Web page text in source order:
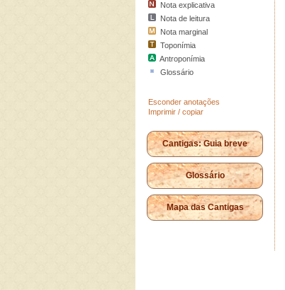
Nota explicativa
Nota de leitura
Nota marginal
Toponímia
Antroponímia
Glossário
Esconder anotações
Imprimir / copiar
Cantigas: Guia breve
Glossário
Mapa das Cantigas